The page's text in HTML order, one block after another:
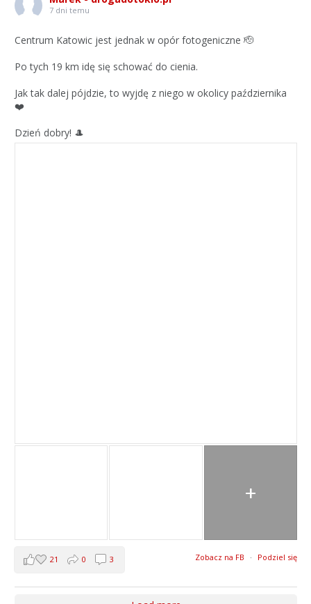
7 dni temu
Centrum Katowic jest jednak w opór fotogeniczne 🫡
Po tych 19 km idę się schować do cienia.
Jak tak dalej pójdzie, to wyjdę z niego w okolicy października
❤️
Dzień dobry! 🎩
+
Zobacz na FB · Podziel się
21 0 3